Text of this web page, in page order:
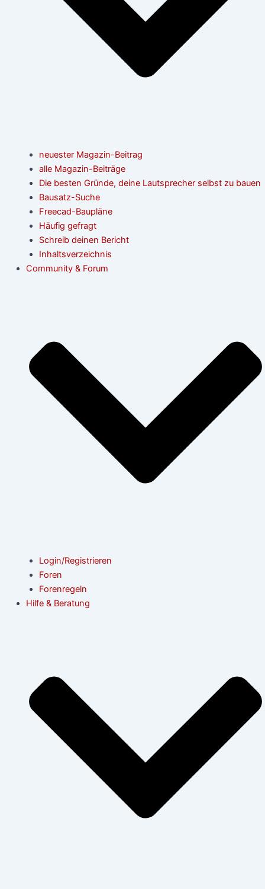
neuester Magazin-Beitrag
alle Magazin-Beiträge
Die besten Gründe, deine Lautsprecher selbst zu bauen
Bausatz-Suche
Freecad-Baupläne
Häufig gefragt
Schreib deinen Bericht
Inhaltsverzeichnis
Community & Forum
Login/Registrieren
Foren
Forenregeln
Hilfe & Beratung